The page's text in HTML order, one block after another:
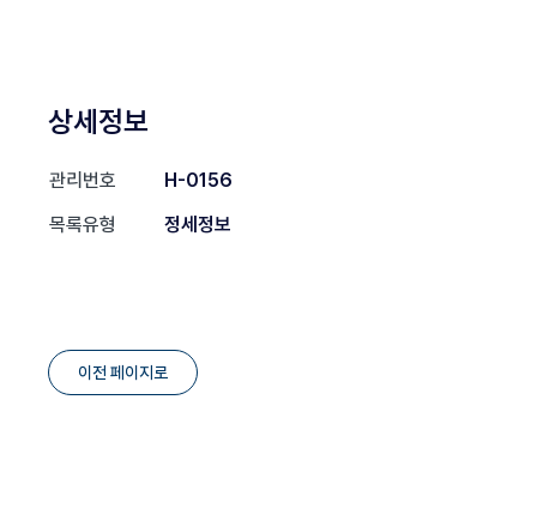
상세정보
관리번호
H-0156
목록유형
정세정보
이전 페이지로